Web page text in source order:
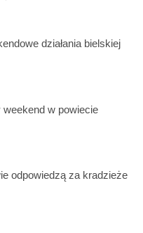
działania bielskiej
w powiecie
odpowiedzą za kradzieże